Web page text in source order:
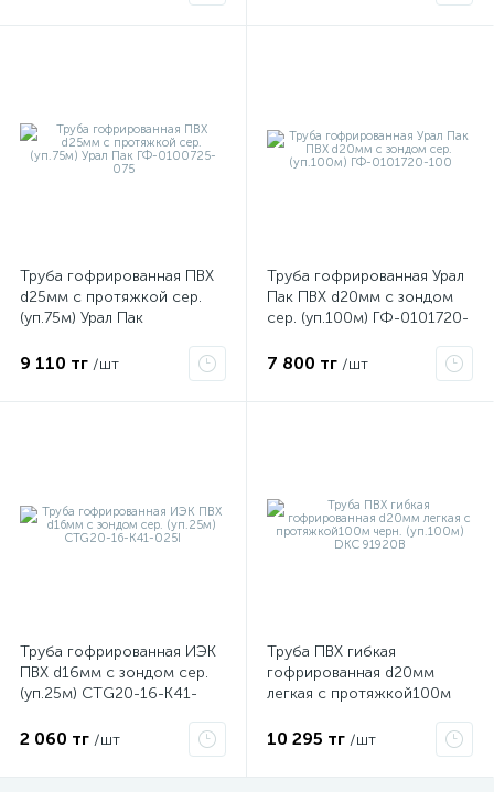
Труба гофрированная ПВХ
d25мм с протяжкой сер.
(уп.75м) Урал Пак
9 110 тг /шт
Труба гофрированная Урал
Пак ПВХ d20мм с зондом
сер. (уп.100м) ГФ-0101720-
7 800 тг /шт
Труба гофрированная ИЭК
ПВХ d16мм с зондом сер.
(уп.25м) CTG20-16-K41-
2 060 тг /шт
Труба ПВХ гибкая
гофрированная d20мм
легкая с протяжкой100м
10 295 тг /шт